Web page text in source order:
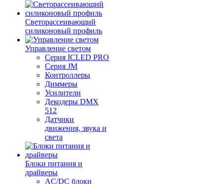
Светорассеивающий
силиконовый профиль
Управление светом
Серия ICLED PRO
Серия JM
Контроллеры
Диммеры
Усилители
Декодеры DMX
512
Датчики
движения, звука и
света
Блоки питания и
драйверы
AC/DC блоки